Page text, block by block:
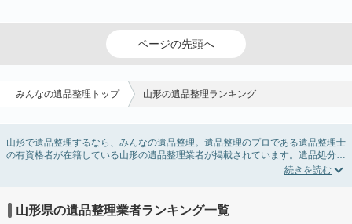
ページの先頭へ
みんなの遺品整理トップ 山形の遺品整理ランキング
山形で遺品整理するなら、みんなの遺品整理。遺品整理のプロである遺品整理士
の有資格者が在籍している山形の遺品整理業者が掲載されています。遺品処分を
即日対応してくれる実家の片付け業者や遺品整理会社を比較できます。山形の遺
ょう。
ゴミの処分方法や親の家の遺品整理をはじめる時期などお役立ち情報も豊富なの
山形県の遺品整理業者ランキング一覧